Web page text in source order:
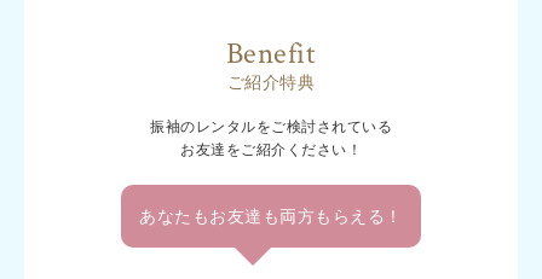
Benefit
ご紹介特典
振袖のレンタルをご検討されている
お友達をご紹介ください！
あなたもお友達も両方もらえる！